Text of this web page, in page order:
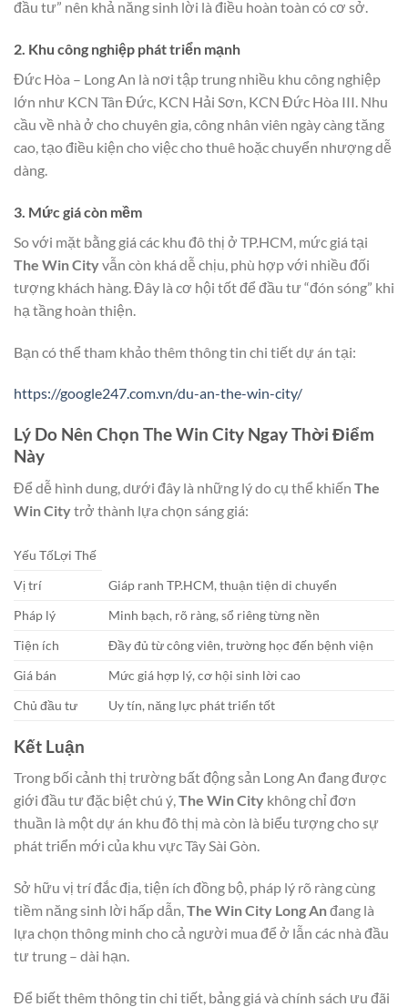
đầu tư” nên khả năng sinh lời là điều hoàn toàn có cơ sở.
2. Khu công nghiệp phát triển mạnh
Đức Hòa – Long An là nơi tập trung nhiều khu công nghiệp
lớn như KCN Tân Đức, KCN Hải Sơn, KCN Đức Hòa III. Nhu
cầu về nhà ở cho chuyên gia, công nhân viên ngày càng tăng
cao, tạo điều kiện cho việc cho thuê hoặc chuyển nhượng dễ
dàng.
3. Mức giá còn mềm
So với mặt bằng giá các khu đô thị ở TP.HCM, mức giá tại
The Win Cityvẫn còn khá dễ chịu, phù hợp với nhiều đối
tượng khách hàng. Đây là cơ hội tốt để đầu tư “đón sóng” khi
hạ tầng hoàn thiện.
Bạn có thể tham khảo thêm thông tin chi tiết dự án tại:
https://google247.com.vn/du-an-the-win-city/
Lý Do Nên Chọn The Win City Ngay Thời Điểm
Này
Để dễ hình dung, dưới đây là những lý do cụ thể khiến The
Win Citytrở thành lựa chọn sáng giá:
Yếu TốLợi Thế
Vị trí
Giáp ranh TP.HCM, thuận tiện di chuyển
Pháp lý
Minh bạch, rõ ràng, sổ riêng từng nền
Tiện ích
Đầy đủ từ công viên, trường học đến bệnh viện
Giá bán
Mức giá hợp lý, cơ hội sinh lời cao
Chủ đầu tư
Uy tín, năng lực phát triển tốt
Kết Luận
Trong bối cảnh thị trường bất động sản Long An đang được
giới đầu tư đặc biệt chú ý,The Win City không chỉ đơn
thuần là một dự án khu đô thị mà còn là biểu tượng cho sự
phát triển mới của khu vực Tây Sài Gòn.
Sở hữu vị trí đắc địa, tiện ích đồng bộ, pháp lý rõ ràng cùng
tiềm năng sinh lời hấp dẫn,The Win City Long Anđang là
lựa chọn thông minh cho cả người mua để ở lẫn các nhà đầu
tư trung – dài hạn.
Để biết thêm thông tin chi tiết, bảng giá và chính sách ưu đãi